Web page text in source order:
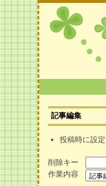
記事編集
投稿時に設
削除キー
作業内容